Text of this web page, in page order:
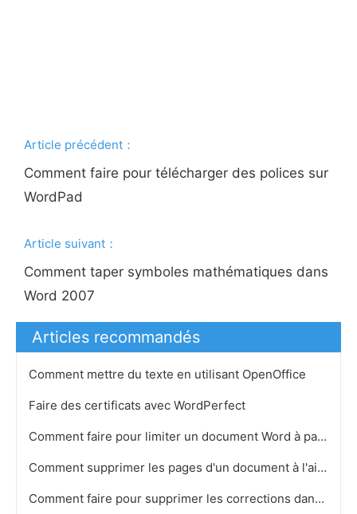
Article précédent：
Comment faire pour télécharger des polices sur
WordPad
Article suivant：
Comment taper symboles mathématiques dans
Word 2007
Articles recommandés
Comment mettre du texte en utilisant OpenOffice
Faire des certificats avec WordPerfect
Comment faire pour limiter un document Word à partir d'être transmis ou imprimé
Comment supprimer les pages d'un document à l'aide OpenOffice
Comment faire pour supprimer les corrections dans Word 2007